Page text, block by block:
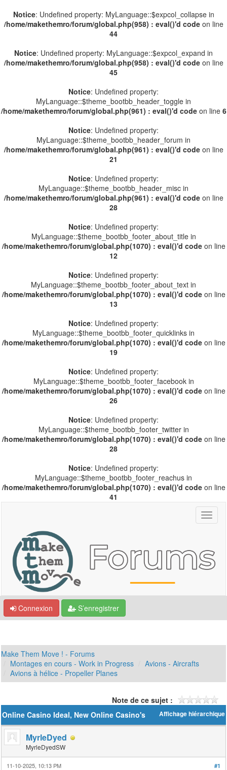
Notice: Undefined property: MyLanguage::$expcol_collapse in
/home/makethemro/forum/global.php(958) : eval()'d codeon line
44
Notice: Undefined property: MyLanguage::$expcol_expand in
/home/makethemro/forum/global.php(958) : eval()'d codeon line
45
Notice: Undefined property:
MyLanguage::$theme_bootbb_header_toggle in
/home/makethemro/forum/global.php(961) : eval()'d codeon line 6
Notice: Undefined property:
MyLanguage::$theme_bootbb_header_forum in
/home/makethemro/forum/global.php(961) : eval()'d codeon line
21
Notice: Undefined property:
MyLanguage::$theme_bootbb_header_misc in
/home/makethemro/forum/global.php(961) : eval()'d codeon line
28
Notice: Undefined property:
MyLanguage::$theme_bootbb_footer_about_title in
/home/makethemro/forum/global.php(1070) : eval()'d codeon line
12
Notice: Undefined property:
MyLanguage::$theme_bootbb_footer_about_text in
/home/makethemro/forum/global.php(1070) : eval()'d codeon line
13
Notice: Undefined property:
MyLanguage::$theme_bootbb_footer_quicklinks in
/home/makethemro/forum/global.php(1070) : eval()'d codeon line
19
Notice: Undefined property:
MyLanguage::$theme_bootbb_footer_facebook in
/home/makethemro/forum/global.php(1070) : eval()'d codeon line
26
Notice: Undefined property:
MyLanguage::$theme_bootbb_footer_twitter in
/home/makethemro/forum/global.php(1070) : eval()'d codeon line
28
Notice: Undefined property:
MyLanguage::$theme_bootbb_footer_reachus in
/home/makethemro/forum/global.php(1070) : eval()'d codeon line
41
Connexion S’enregistrer
Make Them Move ! - Forums
Montages en cours - Work in Progress
Avions - Aircrafts
Avions à hélice - Propeller Planes
Note de ce sujet :
Affichage hiérarchique
Online Casino Ideal, New Online Casino's
MyrleDyed
MyrleDyedSW
#1
11-10-2025, 10:13 PM